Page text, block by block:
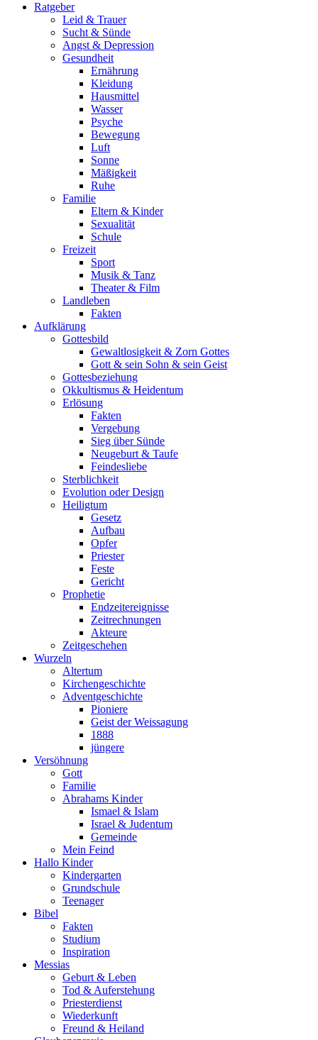
Ratgeber
Leid & Trauer
Sucht & Sünde
Angst & Depression
Gesundheit
Ernährung
Kleidung
Hausmittel
Wasser
Psyche
Bewegung
Luft
Sonne
Mäßigkeit
Ruhe
Familie
Eltern & Kinder
Sexualität
Schule
Freizeit
Sport
Musik & Tanz
Theater & Film
Landleben
Fakten
Aufklärung
Gottesbild
Gewaltlosigkeit & Zorn Gottes
Gott & sein Sohn & sein Geist
Gottesbeziehung
Okkultismus & Heidentum
Erlösung
Fakten
Vergebung
Sieg über Sünde
Neugeburt & Taufe
Feindesliebe
Sterblichkeit
Evolution oder Design
Heiligtum
Gesetz
Aufbau
Opfer
Priester
Feste
Gericht
Prophetie
Endzeitereignisse
Zeitrechnungen
Akteure
Zeitgeschehen
Wurzeln
Altertum
Kirchengeschichte
Adventgeschichte
Pioniere
Geist der Weissagung
1888
jüngere
Versöhnung
Gott
Familie
Abrahams Kinder
Ismael & Islam
Israel & Judentum
Gemeinde
Mein Feind
Hallo Kinder
Kindergarten
Grundschule
Teenager
Bibel
Fakten
Studium
Inspiration
Messias
Geburt & Leben
Tod & Auferstehung
Priesterdienst
Wiederkunft
Freund & Heiland